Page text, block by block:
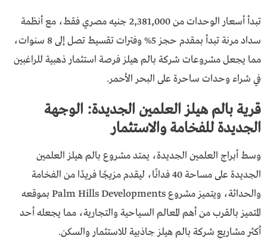
تبدأ أسعار الوحدات من 2,381,000 جنيه مصري فقط، مع أنظمة
سداد مرنة تبدأ بمقدم حجز 5% وفترات تقسيط تصل إلى 8 سنوات،
مما يجعل مشروعات شركة بالم هيلز فرصة استثمار ذهبية للراغبين
في شراء وحدات ساحرة على البحر الأحمر.
قرية بالم هيلز العلمين الجديدة: الوجهة
الجديدة للفخامة والاستثمار
وسط أبراج العلمين الجديدة، يمتد مشروع بالم هيلز العلمين
الجديدة على مساحة 40 فدانًا، ليقدم مزيجًا فريدًا من الفخامة
والحداثة، ويتميز مشروع Palm Hills Developments بموقعه
المتميز بالقرب من أهم المعالم السياحية والتجارية، مما يجعله أحد
أكثر مشاريع شركة بالم هيلز جاذبية للاستثمار والسكن.